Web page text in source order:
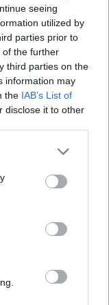
seeing
utilized by
parties prior to
of the further
third parties on the
information may
the IAB’s List of
disclose it to other